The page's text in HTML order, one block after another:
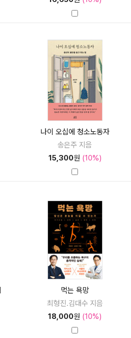
나이 오십에 청소노동자
송은주 지음
15,300원 (10%)
먹는 욕망
최형진.김대수 지음
18,000원 (10%)